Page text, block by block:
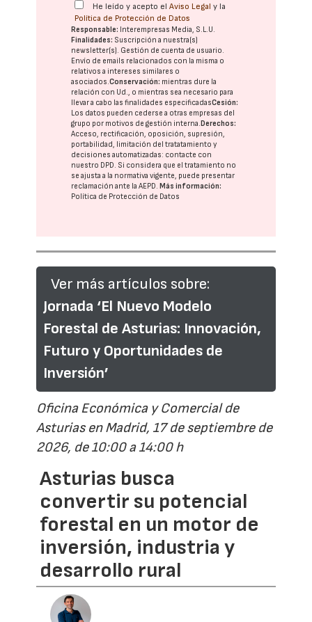
He leído y acepto elAviso Legal y la
Política de Protección de Datos
Responsable: Interempresas Media, S.L.U.
Finalidades: Suscripción a nuestra(s)
newsletter(s). Gestión de cuenta de usuario.
Envío de emails relacionados con la misma o
relativos a intereses similares o
asociados.Conservación: mientras dure la
relación con Ud., o mientras sea necesario para
llevar a cabo las finalidades especificadasCesión:
Los datos pueden cederse a otras empresas del
grupo por motivos de gestión interna.Derechos:
Acceso, rectificación, oposición, supresión,
portabilidad, limitación del tratatamiento y
decisiones automatizadas: contacte con
nuestro DPD. Si considera que el tratamiento no
se ajusta a la normativa vigente, puede presentar
reclamación ante laAEPD.Más información:
Política de Protección de Datos
Ver más artículos sobre:
Jornada ‘El Nuevo Modelo
Forestal de Asturias: Innovación,
Futuro y Oportunidades de
Inversión’
Oficina Económica y Comercial de
Asturias en Madrid, 17 de septiembre de
2026, de 10:00 a 14:00 h
Asturias busca
convertir su potencial
forestal en un motor de
inversión, industria y
desarrollo rural